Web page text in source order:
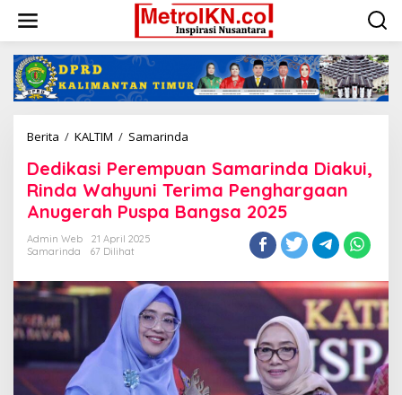
konten
Berita / KALTIM / Samarinda
Samarinda
Diakui,
Rinda
Wahyuni
Penghargaan
Puspa
Dedikasi Perempuan Samarinda Diakui,
Rinda Wahyuni Terima Penghargaan
Anugerah Puspa Bangsa 2025
Admin Web
21 April 2025
Samarinda
67 Dilihat